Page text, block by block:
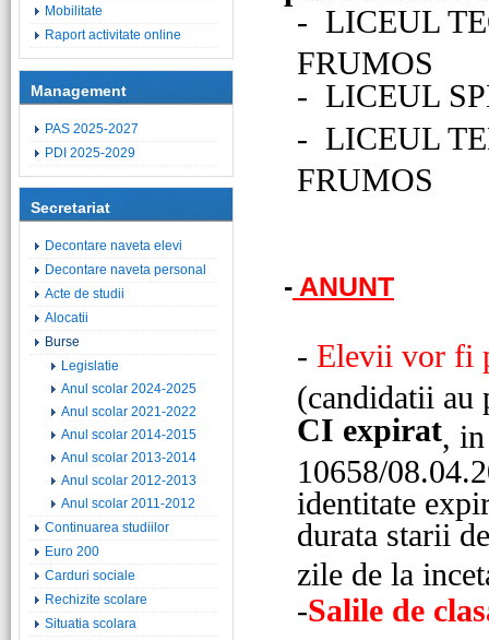
Mobilitate
Raport activitate online
Management
PAS 2025-2027
PDI 2025-2029
Secretariat
Decontare naveta elevi
Decontare naveta personal
Acte de studii
Alocatii
Burse
Legislatie
Anul scolar 2024-2025
Anul scolar 2021-2022
Anul scolar 2014-2015
Anul scolar 2013-2014
Anul scolar 2012-2013
Anul scolar 2011-2012
Continuarea studiilor
Euro 200
Carduri sociale
Rechizite scolare
Situatia scolara
- LICEUL
FRUMOS
- LICEUL
- LICEUL
FRUMOS
- ANUNT
- Elevii vor fi
(candidatii au
CI expirat ,
10658/
identitate
durata starii
zile de la
-Salile de